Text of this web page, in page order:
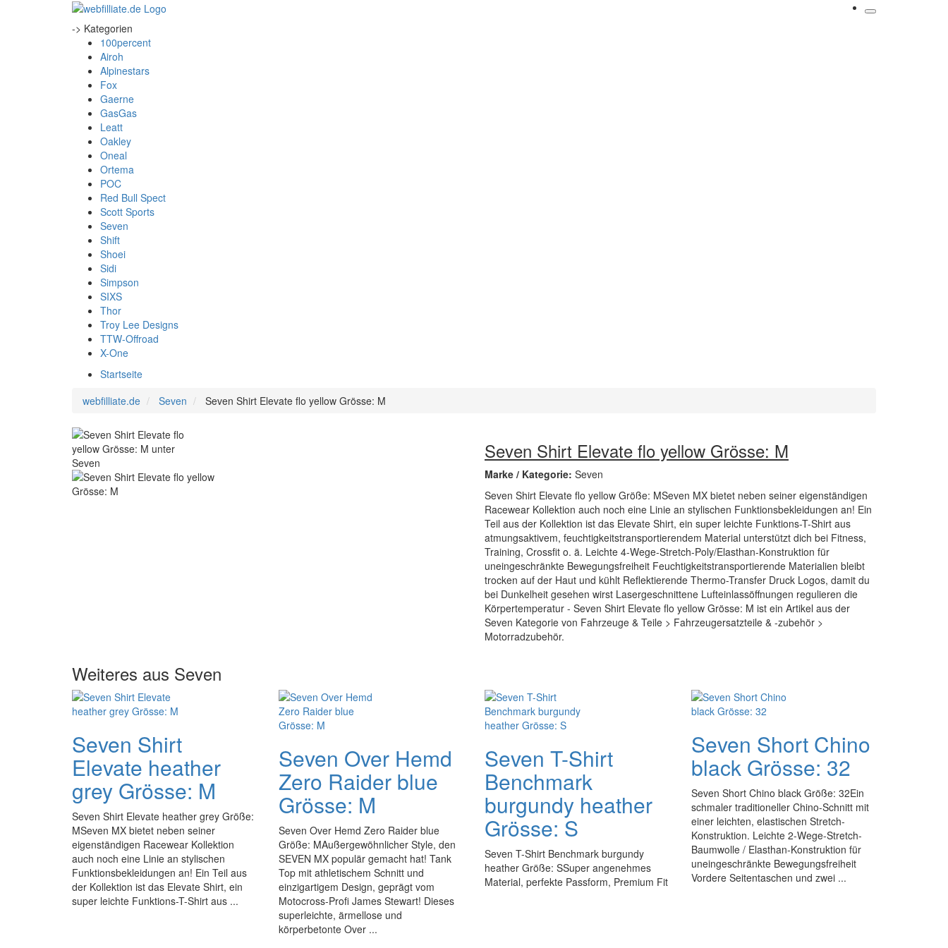
-> Kategorien
100percent
Airoh
Alpinestars
Fox
Gaerne
GasGas
Leatt
Oakley
Oneal
Ortema
POC
Red Bull Spect
Scott Sports
Seven
Shift
Shoei
Sidi
Simpson
SIXS
Thor
Troy Lee Designs
TTW-Offroad
X-One
Startseite
webfilliate.de
Seven Seven Shirt Elevate flo yellow Grösse: M
Seven Shirt Elevate flo yellow Grösse: M
Marke / Kategorie: Seven
Seven Shirt Elevate flo yellow Größe: MSeven MX bietet neben seiner eigenständigen
Racewear Kollektion auch noch eine Linie an stylischen Funktionsbekleidungen an! Ein
Teil aus der Kollektion ist das Elevate Shirt, ein super leichte Funktions-T-Shirt aus
atmungsaktivem, feuchtigkeitstransportierendem Material unterstützt dich bei Fitness,
Training, Crossfit o. ä. Leichte 4-Wege-Stretch-Poly/Elasthan-Konstruktion für
uneingeschränkte Bewegungsfreiheit Feuchtigkeitstransportierende Materialien bleibt
trocken auf der Haut und kühlt Reflektierende Thermo-Transfer Druck Logos, damit du
bei Dunkelheit gesehen wirst Lasergeschnittene Lufteinlassöffnungen regulieren die
Körpertemperatur - Seven Shirt Elevate flo yellow Grösse: M ist ein Artikel aus der
Seven Kategorie von Fahrzeuge & Teile > Fahrzeugersatzteile & -zubehör >
Motorradzubehör.
Weiteres aus Seven
Seven Shirt
Elevate heather
grey Grösse: M
Seven Shirt Elevate heather grey Größe:
MSeven MX bietet neben seiner
eigenständigen Racewear Kollektion
auch noch eine Linie an stylischen
Funktionsbekleidungen an! Ein Teil aus
der Kollektion ist das Elevate Shirt, ein
super leichte Funktions-T-Shirt aus ...
Seven Over Hemd
Zero Raider blue
Grösse: M
Seven Over Hemd Zero Raider blue
Größe: MAußergewöhnlicher Style, den
SEVEN MX populär gemacht hat! Tank
Top mit athletischem Schnitt und
einzigartigem Design, geprägt vom
Motocross-Profi James Stewart! Dieses
superleichte, ärmellose und
körperbetonte Over ...
Seven T-Shirt
Benchmark
burgundy heather
Grösse: S
Seven T-Shirt Benchmark burgundy
heather Größe: SSuper angenehmes
Material, perfekte Passform, Premium Fit
Seven Short Chino
black Grösse: 32
Seven Short Chino black Größe: 32Ein
schmaler traditioneller Chino-Schnitt mit
einer leichten, elastischen Stretch-
Konstruktion. Leichte 2-Wege-Stretch-
Baumwolle / Elasthan-Konstruktion für
uneingeschränkte Bewegungsfreiheit
Vordere Seitentaschen und zwei ...